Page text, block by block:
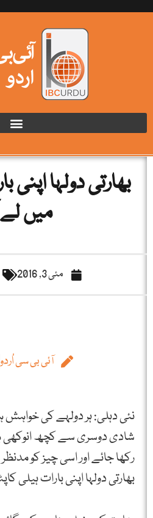
بھارتی دولہا اپنی
میں لے
مئی 3, 2016
آئی بی سی اُردو
نئی دہلی: ہر دولہے کی
شادی دوسری سے کچھ انوکھی
رکھا جائے اور اسی چیز کو
بھارتی دولہا اپنی بارات ہیلی